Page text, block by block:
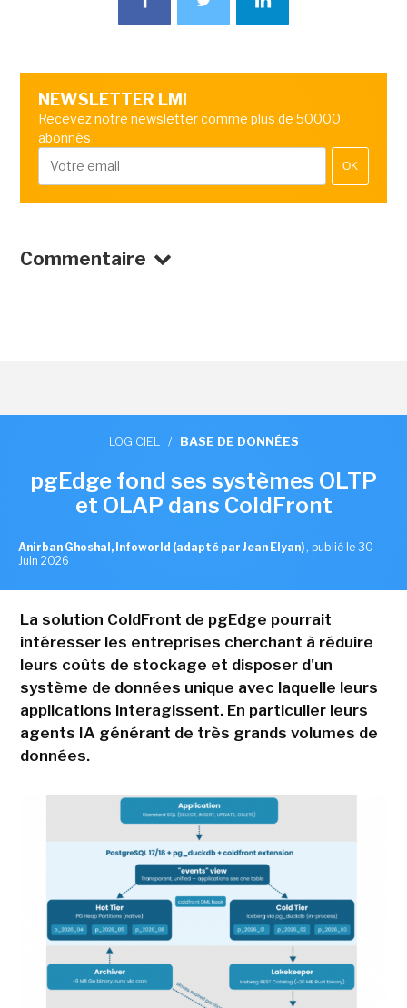
NEWSLETTER LMI
Recevez notre newsletter comme plus de 50000
abonnés
OK
Commentaire
LOGICIEL / BASE DE DONNÉES
pgEdge fond ses systèmes OLTP
et OLAP dans ColdFront
Anirban Ghoshal, Infoworld (adapté par Jean Elyan) , publié le 30
Juin 2026
La solution ColdFront de pgEdge pourrait
intéresser les entreprises cherchant à réduire
leurs coûts de stockage et disposer d'un
système de données unique avec laquelle leurs
applications interagissent. En particulier leurs
agents IA générant de très grands volumes de
données.